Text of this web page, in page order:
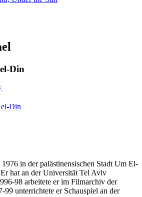
Din
Din
in der palästinensischen Stadt Um El-
hat an der Universität Tel Aviv
98 arbeitete er im Filmarchiv der
unterrichtete er Schauspiel an der